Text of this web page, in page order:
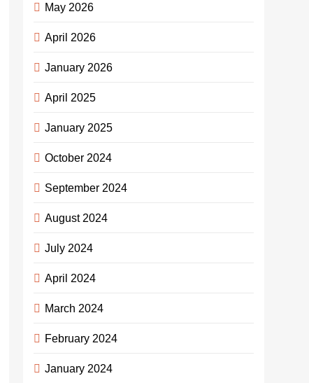
May 2026
April 2026
January 2026
April 2025
January 2025
October 2024
September 2024
August 2024
July 2024
April 2024
March 2024
February 2024
January 2024